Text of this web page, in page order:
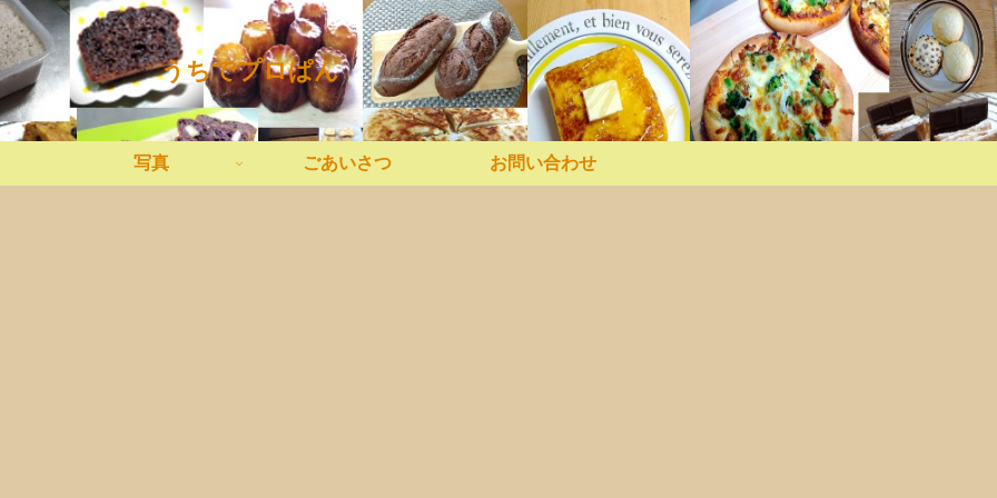
うちでプロぱん
写真 ごあいさつ お問い合わせ